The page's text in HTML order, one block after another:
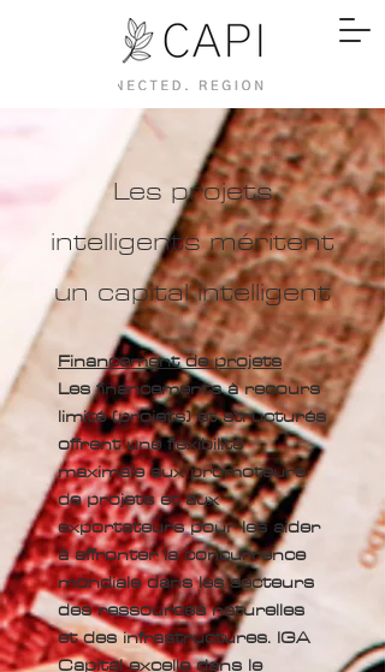
Les projets
intelligents méritent
un capital intelligent
Financement de projets
Les financements à recours
limité (projets) et structurés
offrent une flexibilité
maximale aux promoteurs
de projets et aux
exportateurs pour les aider
à affronter la concurrence
mondiale dans les secteurs
des ressources naturelles
et des infrastructures. IGA
Capital excelle dans le